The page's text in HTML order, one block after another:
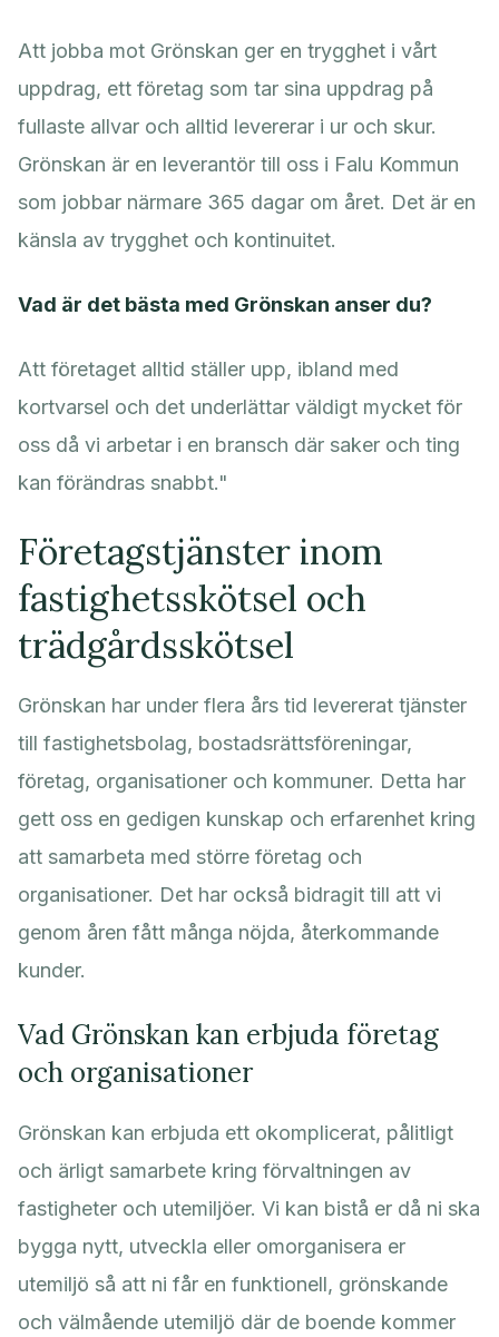
Att jobba mot Grönskan ger en trygghet i vårt
uppdrag, ett företag som tar sina uppdrag på
fullaste allvar och alltid levererar i ur och skur.
Grönskan är en leverantör till oss i Falu Kommun
som jobbar närmare 365 dagar om året. Det är en
känsla av trygghet och kontinuitet.
Vad är det bästa med Grönskan anser du?
Att företaget alltid ställer upp, ibland med
kortvarsel och det underlättar väldigt mycket för
oss då vi arbetar i en bransch där saker och ting
kan förändras snabbt."
Företagstjänster inom
fastighetsskötsel och
trädgårdsskötsel
Grönskan har under flera års tid levererat tjänster
till fastighetsbolag, bostadsrättsföreningar,
företag, organisationer och kommuner. Detta har
gett oss en gedigen kunskap och erfarenhet kring
att samarbeta med större företag och
organisationer. Det har också bidragit till att vi
genom åren fått många nöjda, återkommande
kunder.
Vad Grönskan kan erbjuda företag
och organisationer
Grönskan kan erbjuda ett okomplicerat, pålitligt
och ärligt samarbete kring förvaltningen av
fastigheter och utemiljöer. Vi kan bistå er då ni ska
bygga nytt, utveckla eller omorganisera er
utemiljö så att ni får en funktionell, grönskande
och välmående utemiljö där de boende kommer